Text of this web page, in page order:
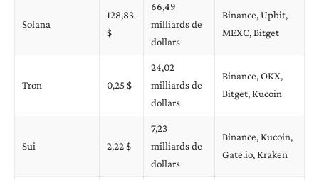
Solana
128,83
$
66,49
milliards de
dollars
Binance, Upbit,
MEXC, Bitget
Tron 0,25 $
24,02
milliards de
dollars
Binance, OKX,
Bitget, Kucoin
Sui 2,22 $
7,23
milliards de
dollars
Binance, Kucoin,
Gate.io, Kraken